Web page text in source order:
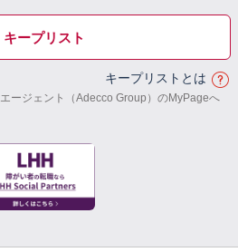
キープリスト
キープリストとは
ージェント（Adecco Group）のMyPageへ